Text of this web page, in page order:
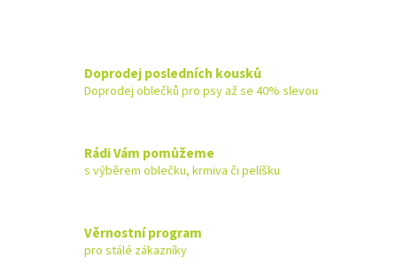
Doprodej posledních kousků
Doprodej oblečků pro psy až se 40% slevou
Rádi Vám pomůžeme
s výběrem oblečku, krmiva či pelíšku
Věrnostní program
pro stálé zákazníky